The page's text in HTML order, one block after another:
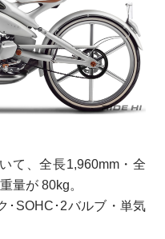
て、全長1,960mm・全
量が 80kg。
･SOHC･2バルブ・単気